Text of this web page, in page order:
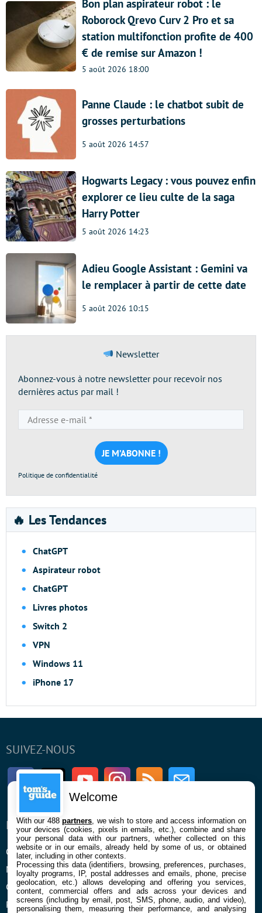
Bon plan aspirateur robot : le
Roborock Qrevo Curv 2 Pro et sa
station multifonction profite de 400
€ de remise sur Amazon !
5 août 2026 18:00
Panne Claude : le chatbot subit de
grosses perturbations
5 août 2026 14:57
Hogwarts Legacy : vous pouvez enfin
explorer ce lieu culte de la saga
Harry Potter
5 août 2026 14:23
Adieu Google Assistant : Gemini va
le remplacer à partir de cette date
5 août 2026 10:15
Newsletter
Abonnez-vous à notre newsletter pour recevoir nos
dernières actus par mail !
e-
mail
*
Politique de confidentialité
🔥 Les Tendances
ChatGPT
Aspirateur robot
ChatGPT
Livres photos
Switch 2
VPN
Windows 11
iPhone 17
SUIVEZ-NOUS
FacebookTwitter Youtube InstagramRSS Newsletter
ENTREPRISE
Qui sommes nous
Mentions légales et CGU
Confidentialité et Cookies
Préférences cookies
À PROPOS
La rédaction
Contact
Welcome
With our 488partners , we wish to store and access information on
your devices (cookies, pixels in emails, etc.), combine and share
your personal data with our partners, whether collected on this
website or in our emails, already held by some of us, or obtained
later, including in other contexts.
Processing this data (identifiers, browsing, preferences, purchases,
loyalty programs, IP, postal addresses and emails, phone, precise
geolocation, etc.) allows developing and offering you services,
content, commercial offers and ads across your devices and
screens (including by email, post, SMS, phone, audio, and video),
personalising them, measuring their performance, and analysing